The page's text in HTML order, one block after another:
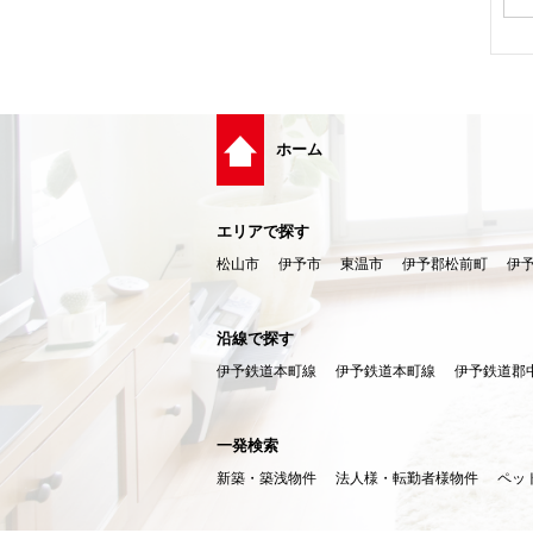
ホーム
エリアで探す
松山市 伊予市 東温市 伊予郡松前町 伊
沿線で探す
伊予鉄道本町線 伊予鉄道本町線 伊予鉄道郡
一発検索
新築・築浅物件 法人様・転勤者様物件 ペッ